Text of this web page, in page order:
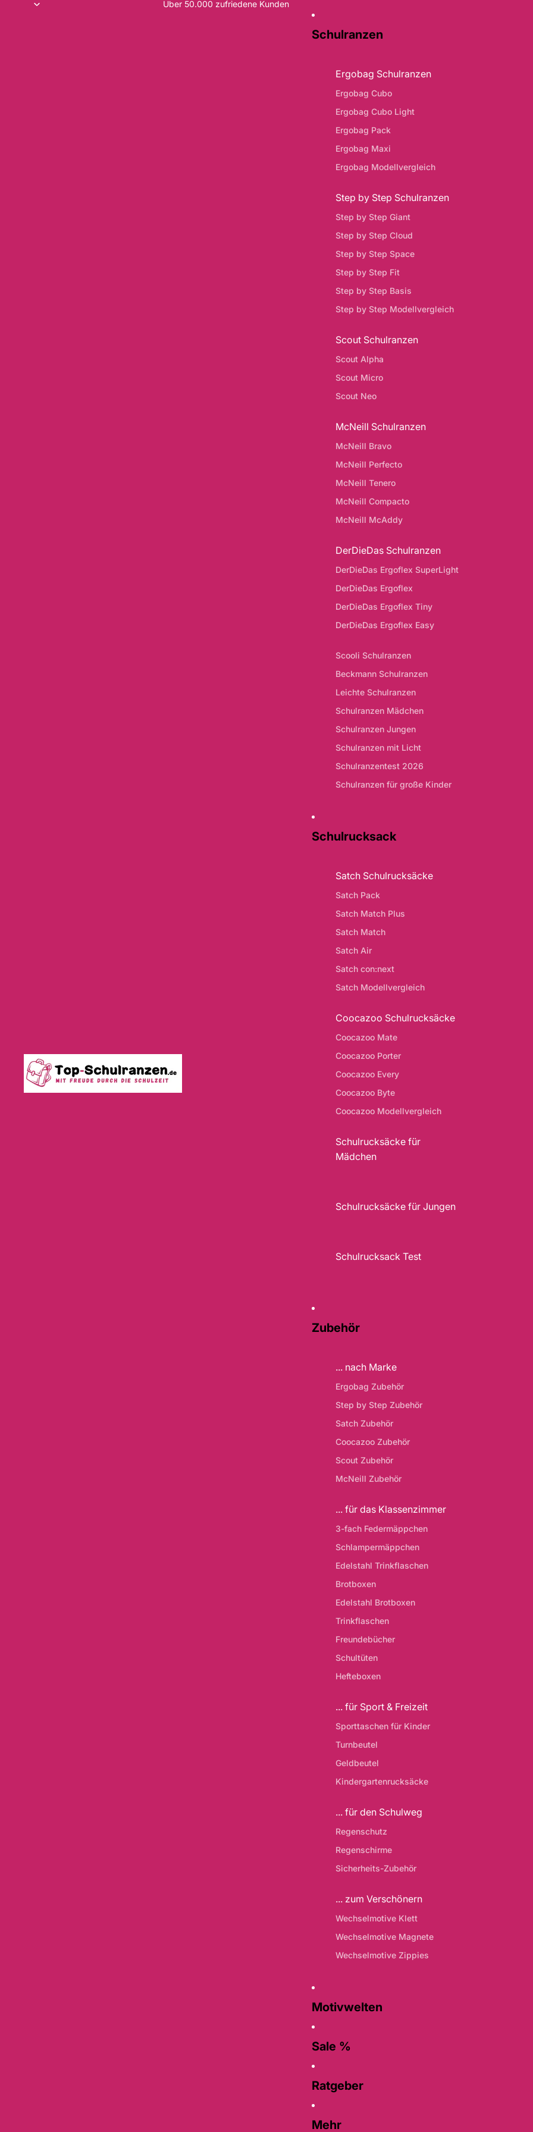
Über 50.000 zufriedene Kunden
Schulranzen
Ergobag Schulranzen
Ergobag Cubo
Ergobag Cubo Light
Ergobag Pack
Ergobag Maxi
Ergobag Modellvergleich
Step by Step Schulranzen
Step by Step Giant
Step by Step Cloud
Step by Step Space
Step by Step Fit
Step by Step Basis
Step by Step Modellvergleich
Scout Schulranzen
Scout Alpha
Scout Micro
Scout Neo
McNeill Schulranzen
McNeill Bravo
McNeill Perfecto
McNeill Tenero
McNeill Compacto
McNeill McAddy
DerDieDas Schulranzen
DerDieDas Ergoflex SuperLight
DerDieDas Ergoflex
DerDieDas Ergoflex Tiny
DerDieDas Ergoflex Easy
Scooli Schulranzen
Beckmann Schulranzen
Leichte Schulranzen
Schulranzen Mädchen
Schulranzen Jungen
Schulranzen mit Licht
Schulranzentest 2026
Schulranzen für große Kinder
Schulrucksack
Satch Schulrucksäcke
Satch Pack
Satch Match Plus
Satch Match
Satch Air
Satch con:next
Satch Modellvergleich
Coocazoo Schulrucksäcke
Coocazoo Mate
Coocazoo Porter
Coocazoo Every
Coocazoo Byte
Coocazoo Modellvergleich
Schulrucksäcke für
Mädchen
Schulrucksäcke für Jungen
Schulrucksack Test
Zubehör
... nach Marke
Ergobag Zubehör
Step by Step Zubehör
Satch Zubehör
Coocazoo Zubehör
Scout Zubehör
McNeill Zubehör
... für das Klassenzimmer
3-fach Federmäppchen
Schlampermäppchen
Edelstahl Trinkflaschen
Brotboxen
Edelstahl Brotboxen
Trinkflaschen
Freundebücher
Schultüten
Hefteboxen
... für Sport & Freizeit
Sporttaschen für Kinder
Turnbeutel
Geldbeutel
Kindergartenrucksäcke
... für den Schulweg
Regenschutz
Regenschirme
Sicherheits-Zubehör
... zum Verschönern
Wechselmotive Klett
Wechselmotive Magnete
Wechselmotive Zippies
Motivwelten
Sale %
Ratgeber
Mehr